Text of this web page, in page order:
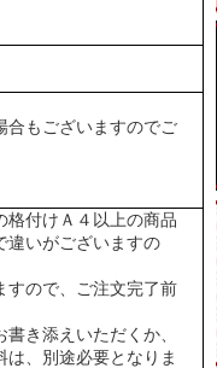
合もございますのでご
格付けＡ４以上の商品
違いがございますの
すので、ご注文完了前
き添えいただくか、
、別途必要となりま